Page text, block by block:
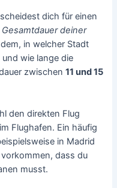
dich für einen
Gesamtdauer deiner
in welcher Stadt
wie lange die
zwischen11 und 15
den direkten Flug
Flughafen. Ein häufig
in Madrid
dass du
musst.